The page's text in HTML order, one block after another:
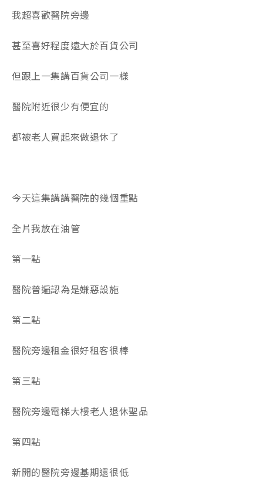
我超喜歡醫院旁邊
甚至喜好程度遠大於百貨公司
但跟上一集講百貨公司一樣
醫院附近很少有便宜的
都被老人買起來做退休了
今天這集講講醫院的幾個重點
全片我放在油管
第一點
醫院普遍認為是嫌惡設施
第二點
醫院旁邊租金很好租客很棒
第三點
醫院旁邊電梯大樓老人退休聖品
第四點
新開的醫院旁邊基期還很低